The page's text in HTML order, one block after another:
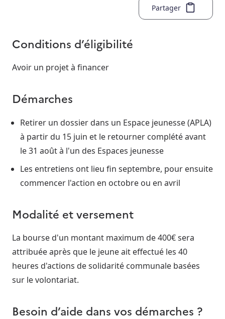
Partager
Conditions d’éligibilité
Avoir un projet à financer
Démarches
Retirer un dossier dans un Espace jeunesse (APLA)
à partir du 15 juin et le retourner complété avant
le 31 août à l'un des Espaces jeunesse
Les entretiens ont lieu fin septembre, pour ensuite
commencer l'action en octobre ou en avril
Modalité et versement
La bourse d'un montant maximum de 400€ sera
attribuée après que le jeune ait effectué les 40
heures d'actions de solidarité communale basées
sur le volontariat.
Besoin d’aide dans vos démarches ?